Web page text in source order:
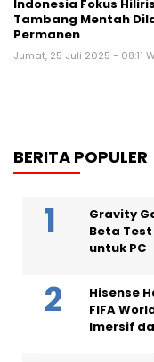
Indonesia Fokus
Tambang Mentah
Permanen
Jumat, 25 Juli 2025 - 08:11
BERITA POPULER
Gravity
Beta
untuk PC
Hisense
FIFA
Imersif